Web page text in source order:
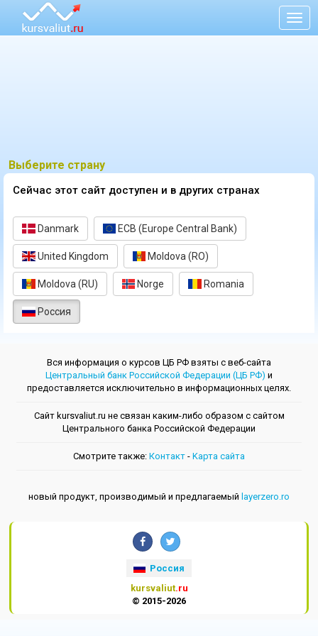
Выберите страну
Сейчас этот сайт доступен и в других странах
Danmark ECB (Europe Central Bank)
United Kingdom Moldova (RO)
Moldova (RU) Norge Romania
Россия
Вся информация о курсов ЦБ РФ взяты с веб-сайта
Центральный банк Российской Федерации (ЦБ РФ) и
предоставляется исключительно в информационных целях.
Сайт kursvaliut.ru не связан каким-либо образом с сайтом
Центрального банкa Российской Федерации
Смотрите также: Контакт - Kарта сайта
новый продукт, производимый и предлагаемый layerzero.ro
Россия
kursvaliut.ru
© 2015-2026